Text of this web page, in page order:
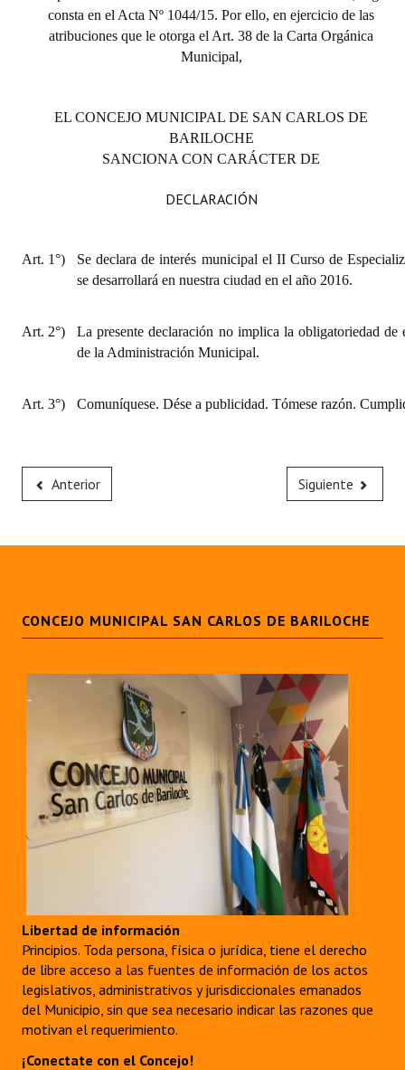
consta en el Acta Nº 1044/15. Por ello, en ejercicio de las
atribuciones que le otorga el Art. 38 de la Carta Orgánica
Municipal,
EL CONCEJO MUNICIPAL DE SAN CARLOS DE
BARILOCHE
SANCIONA CON CARÁCTER DE
DECLARACIÓN
Art. 1°)
Se declara de interés municipal el II Curso de
se desarrollará en nuestra ciudad en el año 2016.
Art. 2°)
La presente declaración no implica la obligatoriedad de
de la Administración Municipal.
Art. 3°) Comuníquese. Dése a publicidad. Tómese razón.
Anterior Siguiente
CONCEJO MUNICIPAL SAN CARLOS DE BARILOCHE
Libertad de información
Principios. Toda persona, física o jurídica, tiene el derecho
de libre acceso a las fuentes de información de los actos
legislativos, administrativos y jurisdiccionales emanados
del Municipio, sin que sea necesario indicar las razones que
motivan el requerimiento.
¡Conectate con el Concejo!